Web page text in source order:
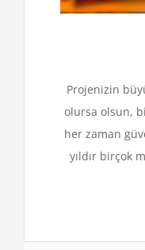
Projenizin
olursa olsun,
her zaman
yıldır birçok